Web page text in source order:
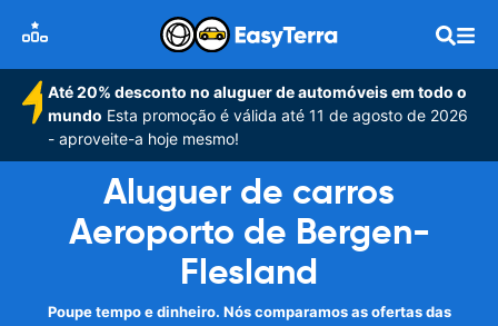
Até 20% desconto no aluguer de automóveis em todo o
mundo Esta promoção é válida até 11 de agosto de 2026
- aproveite-a hoje mesmo!
Aluguer de carros
Aeroporto de Bergen-
Flesland
Poupe tempo e dinheiro. Nós comparamos as ofertas das